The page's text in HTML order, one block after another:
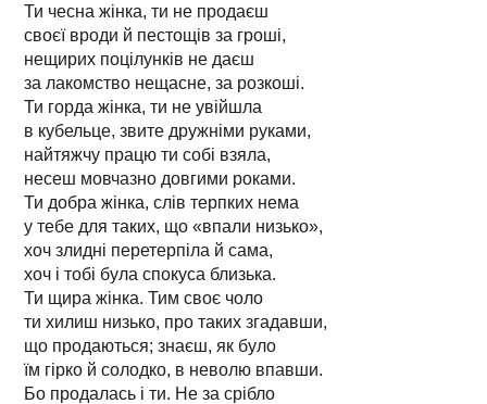
Ти чесна жінка, ти не продаєш
своєї вроди й пестощів за гроші,
нещирих поцілунків не даєш
за лакомство нещасне, за розкоші.
Ти горда жінка, ти не увійшла
в кубельце, звите дружніми руками,
найтяжчу працю ти собі взяла,
несеш мовчазно довгими роками.
Ти добра жінка, слів терпких нема
у тебе для таких, що «впали низько»,
хоч злидні перетерпіла й сама,
хоч і тобі була спокуса близька.
Ти щира жінка. Тим своє чоло
ти хилиш низько, про таких згадавши,
що продаються; знаєш, як було
їм гірко й солодко, в неволю впавши.
Бо продалась і ти. Не за срібло